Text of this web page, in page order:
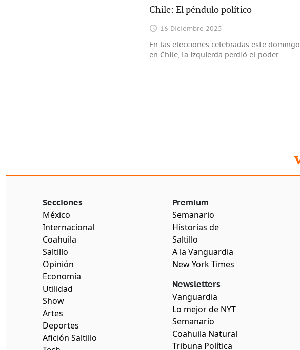
Chile: El péndulo político
16 Diciembre 2025
En las elecciones celebradas este domingo
en Chile, la izquierda perdió el poder. ...
Secciones
México
Internacional
Coahuila
Saltillo
Opinión
Economía
Utilidad
Show
Artes
Deportes
Afición Saltillo
Premium
Semanario
Historias de
Saltillo
A la Vanguardia
New York Times
Newsletters
Vanguardia
Lo mejor de NYT
Semanario
Coahuila Natural
Tribuna Política